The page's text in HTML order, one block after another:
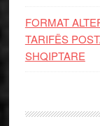
FORMAT
TARIFËS
SHQIPTARE